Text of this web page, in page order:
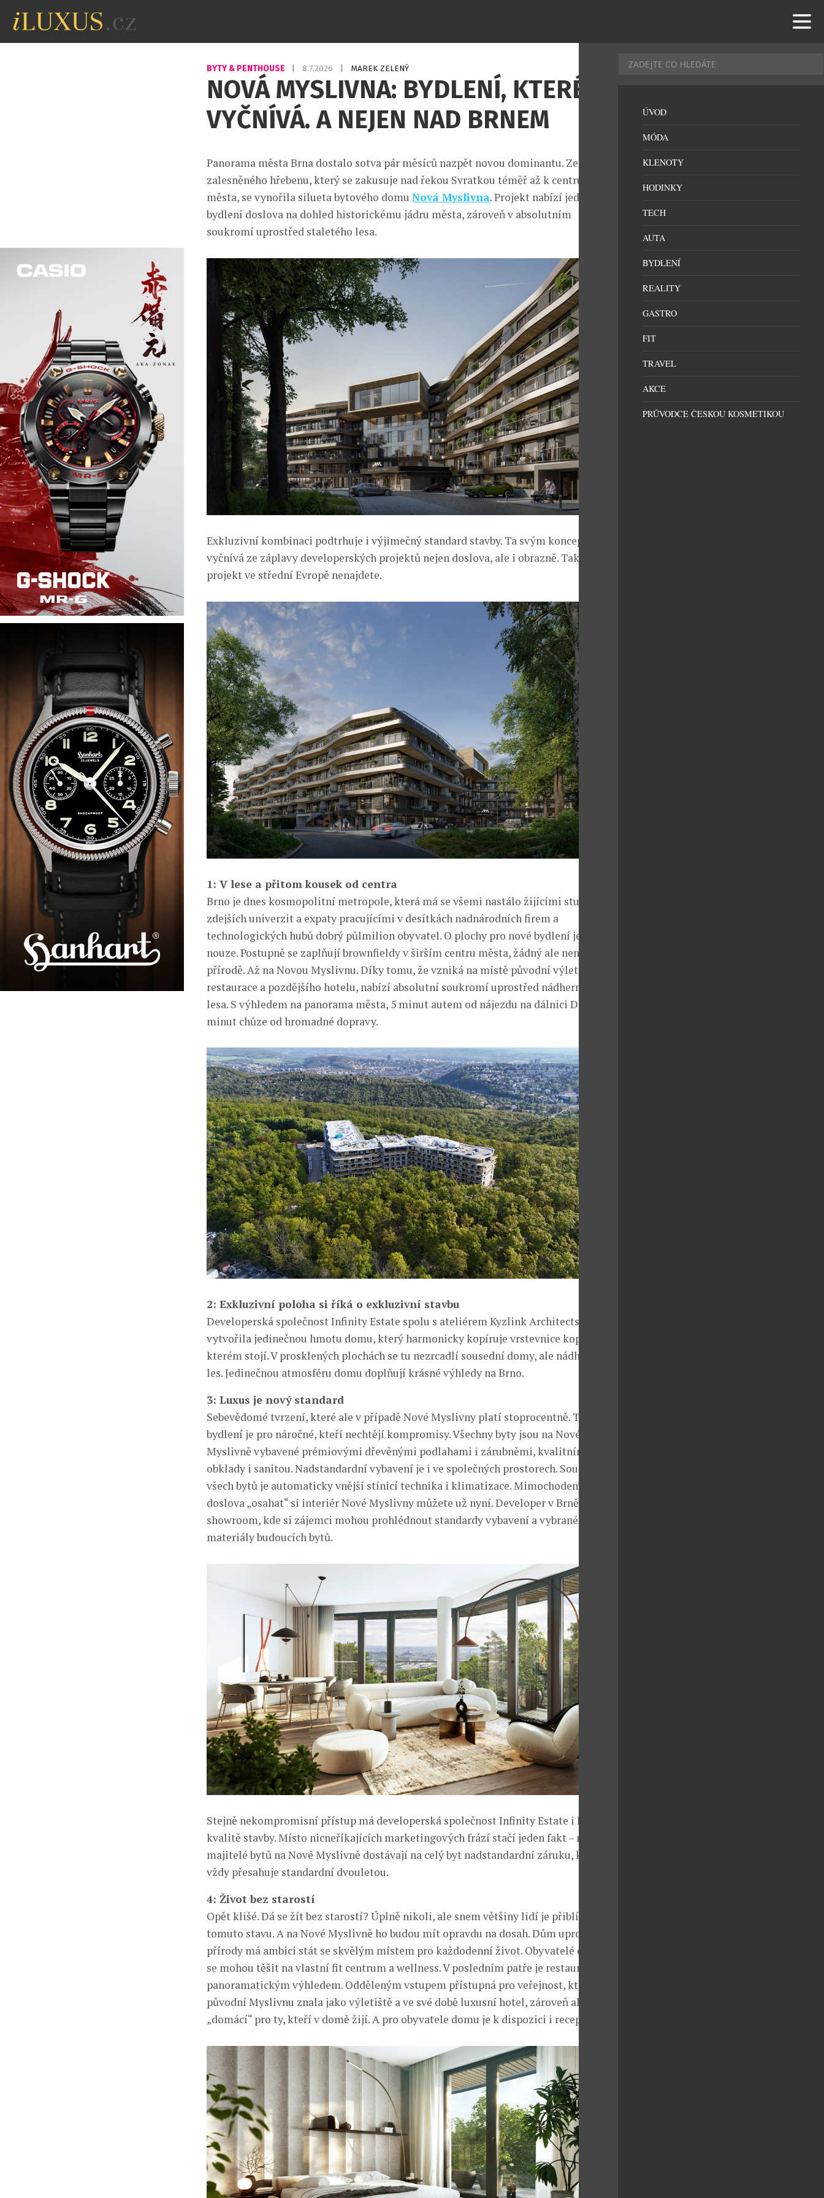
BYTY & PENTHOUSE 8.7.2026 MAREK ZELENÝ
NOVÁ MYSLIVNA: BYDLENÍ, KTERÉ
VYČNÍVÁ. A NEJEN NAD BRNEM
Panorama města Brna dostalo sotva pár měsíců nazpět novou dominantu. Ze
zalesněného hřebenu, který se zakusuje nad řekou Svratkou téměř až k centru
města, se vynořila silueta bytového domu Nová Myslivna. Projekt nabízí jedinečné
bydlení doslova na dohled historickému jádru města, zároveň v absolutním
soukromí uprostřed staletého lesa.
Exkluzivní kombinaci podtrhuje i výjimečný standard stavby. Ta svým konceptem
vyčnívá ze záplavy developerských projektů nejen doslova, ale i obrazně. Takovýto
projekt ve střední Evropě nenajdete.
1: V lese a přitom kousek od centra
Brno je dnes kosmopolitní metropole, která má se všemi nastálo žijícími studenty
zdejších univerzit a expaty pracujícími v desítkách nadnárodních firem a
technologických hubů dobrý půlmilion obyvatel. O plochy pro nové bydlení je tu
nouze. Postupně se zaplňují brownfieldy v širším centru města, žádný ale není v
přírodě. Až na Novou Myslivnu. Díky tomu, že vzniká na místě původní výletní
restaurace a pozdějšího hotelu, nabízí absolutní soukromí uprostřed nádherného
lesa. S výhledem na panorama města, 5 minut autem od nájezdu na dálnici D1 a pár
minut chůze od hromadné dopravy.
2: Exkluzivní poloha si říká o exkluzivní stavbu
Developerská společnost Infinity Estate spolu s ateliérem Kyzlink Architects
vytvořila jedinečnou hmotu domu, který harmonicky kopíruje vrstevnice kopce, na
kterém stojí. V prosklených plochách se tu nezrcadlí sousední domy, ale nádherný
les. Jedinečnou atmosféru domu doplňují krásné výhledy na Brno.
3: Luxus je nový standard
Sebevědomé tvrzení, které ale v případě Nové Myslivny platí stoprocentně. Toto
bydlení je pro náročné, kteří nechtějí kompromisy. Všechny byty jsou na Nové
Myslivně vybavené prémiovými dřevěnými podlahami i zárubněmi, kvalitními
obklady i sanitou. Nadstandardní vybavení je i ve společných prostorech. Součástí
všech bytů je automaticky vnější stínicí technika i klimatizace. Mimochodem
doslova „osahat“ si interiér Nové Myslivny můžete už nyní. Developer v Brně zřídil
showroom, kde si zájemci mohou prohlédnout standardy vybavení a vybrané
materiály budoucích bytů.
Stejně nekompromisní přístup má developerská společnost Infinity Estate i ke
kvalitě stavby. Místo nicneříkajících marketingových frází stačí jeden fakt – noví
majitelé bytů na Nové Myslivně dostávají na celý byt nadstandardní záruku, která
vždy přesahuje standardní dvouletou.
4: Život bez starostí
Opět klišé. Dá se žít bez starostí? Úplně nikoli, ale snem většiny lidí je přiblížit se
tomuto stavu. A na Nové Myslivně ho budou mít opravdu na dosah. Dům uprostřed
přírody má ambici stát se skvělým místem pro každodenní život. Obyvatelé domu
se mohou těšit na vlastní fit centrum a wellness. V posledním patře je restaurace s
panoramatickým výhledem. Odděleným vstupem přístupná pro veřejnost, která
původní Myslivnu znala jako výletiště a ve své době luxusní hotel, zároveň ale
„domácí“ pro ty, kteří v domě žijí. A pro obyvatele domu je k dispozici i recepce.
ÚVOD
MÓDA
KLENOTY
HODINKY
TECH
AUTA
BYDLENÍ
REALITY
GASTRO
FIT
TRAVEL
AKCE
PRŮVODCE ČESKOU KOSMETIKOU